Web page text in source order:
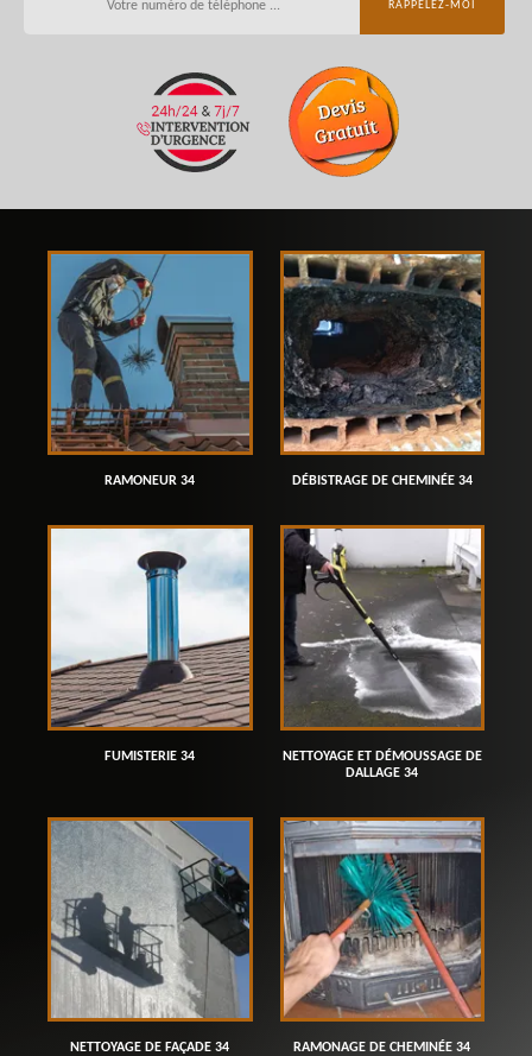
RAMONEUR 34 DÉBISTRAGE DE CHEMINÉE 34
FUMISTERIE 34
NETTOYAGE ET DÉMOUSSAGE DE
DALLAGE 34
NETTOYAGE DE FAÇADE 34 RAMONAGE DE CHEMINÉE 34